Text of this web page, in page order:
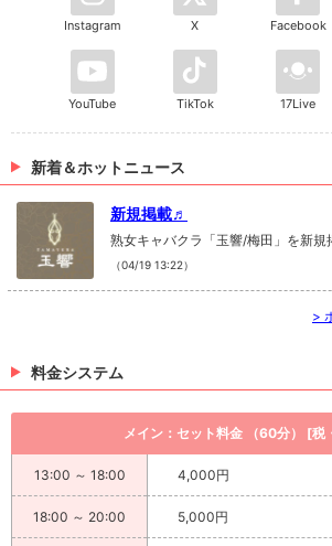
Instagram X Facebook
YouTube TikTok 17Live
新着＆ホットニュース
新規掲載♬
熟女キャバクラ「玉響/梅田」を新
（04/19 13:22）
>
料金システム
メイン：セット料金 （60分） [税
13:00 ～ 18:00 4,000円
18:00 ～ 20:00 5,000円